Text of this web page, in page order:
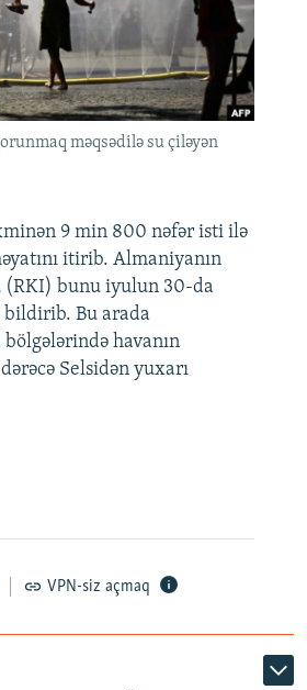
məqsədilə su çiləyən
9 min 800 nəfər isti ilə
itirib. Almaniyanın
bunu iyulun 30-da
bildirib. Bu arada
havanın
Selsidən yuxarı
VPN-siz açmaq